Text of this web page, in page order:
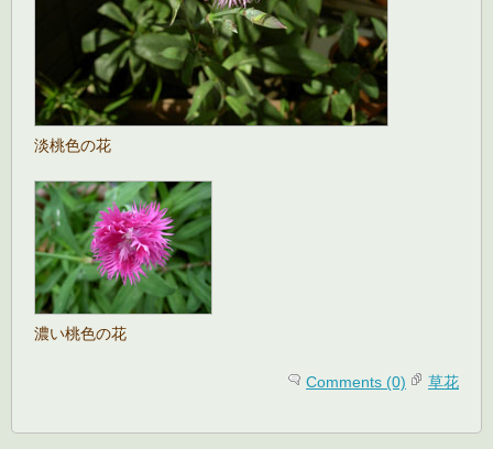
淡桃色の花
濃い桃色の花
Comments (0) 草花